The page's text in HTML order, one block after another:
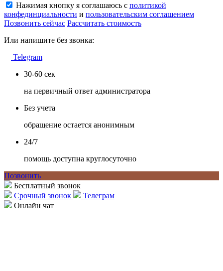
Нажимая кнопку я соглашаюсь с политикой
конфединциальности и пользовательским соглашением
Позвонить сейчас Рассчитать стоимость
Или напишите без звонка:
Telegram
30-60 сек
на первичный ответ администратора
Без учета
обращение остается анонимным
24/7
помощь доступна круглосуточно
Позвонить
Бесплатный звонок
Срочный звонок
Телеграм
Онлайн чат